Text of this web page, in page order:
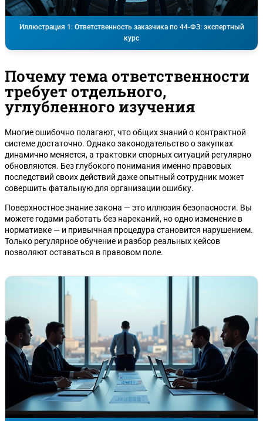
Иллюстрация 1: Ответственность заказчика по 44-ФЗ: экспертный
курс
Почему тема ответственности
требует отдельного,
углубленного изучения
Многие ошибочно полагают, что общих знаний о контрактной
системе достаточно. Однако законодательство о закупках
динамично меняется, а трактовки спорных ситуаций регулярно
обновляются. Без глубокого понимания именно правовых
последствий своих действий даже опытный сотрудник может
совершить фатальную для организации ошибку.
Поверхностное знание закона — это иллюзия безопасности. Вы
можете годами работать без нареканий, но одно изменение в
нормативке — и привычная процедура становится нарушением.
Только регулярное обучение и разбор реальных кейсов
позволяют оставаться в правовом поле.